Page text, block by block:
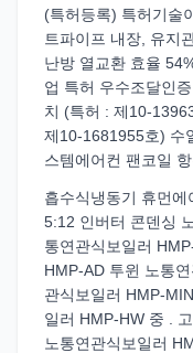
(특허등록) 특허기술
트파이프 내장, 유지
난방 열교환 효율
업 특허 우수조달인
치 (특허 : 제10-
제10-1681955호) 수
스템에어컨 팬코일
흡수식냉동기
5:12 인버터 콘덴싱
통연관식보일러
HMP-AD 투윈 노통
관식보일러 HMP-
일러 HMP-HW 중 .
노통연관식보일러